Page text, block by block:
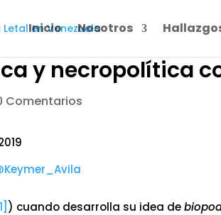
Inicio Nosotros
y necropolítica
Comentarios
[1] ) cuando desarrolla su idea de